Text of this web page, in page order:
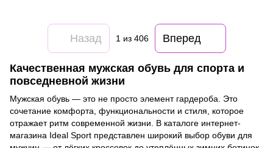
Назад 1 из 406 Вперед
Качественная мужская обувь для спорта и
повседневной жизни
Мужская обувь — это не просто элемент гардероба. Это
сочетание комфорта, функциональности и стиля, которое
отражает ритм современной жизни. В каталоге интернет-
магазина Ideal Sport представлен широкий выбор обуви для